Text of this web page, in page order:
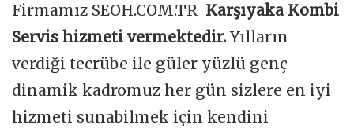
Firmamız SEOH.COM.TR Karşıyaka Kombi
Servis hizmeti vermektedir. Yılların
verdiği tecrübe ile güler yüzlü genç
dinamik kadromuz her gün sizlere en iyi
hizmeti sunabilmek için kendini